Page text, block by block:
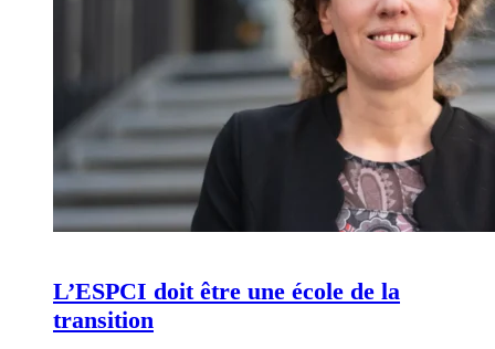
L’ESPCI doit être une école de la
transition